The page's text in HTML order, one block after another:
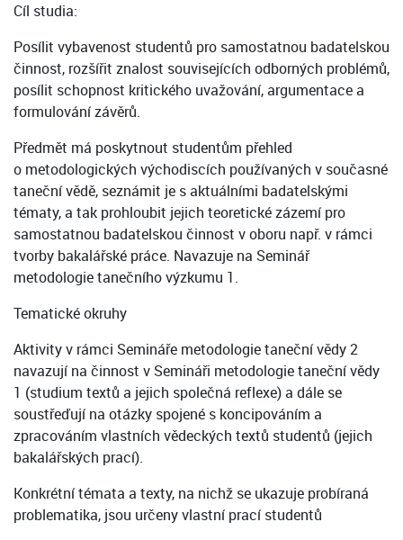
Cíl studia:
Posílit vybavenost studentů pro samostatnou badatelskou
činnost, rozšířit znalost souvisejících odborných problémů,
posílit schopnost kritického uvažování, argumentace a
formulování závěrů.
Předmět má poskytnout studentům přehled
o metodologických východiscích používaných v současné
taneční vědě, seznámit je s aktuálními badatelskými
tématy, a tak prohloubit jejich teoretické zázemí pro
samostatnou badatelskou činnost v oboru např. v rámci
tvorby bakalářské práce. Navazuje na Seminář
metodologie tanečního výzkumu 1.
Tematické okruhy
Aktivity v rámci Semináře metodologie taneční vědy 2
navazují na činnost v Semináři metodologie taneční vědy
1 (studium textů a jejich společná reflexe) a dále se
soustřeďují na otázky spojené s koncipováním a
zpracováním vlastních vědeckých textů studentů (jejich
bakalářských prací).
Konkrétní témata a texty, na nichž se ukazuje probíraná
problematika, jsou určeny vlastní prací studentů